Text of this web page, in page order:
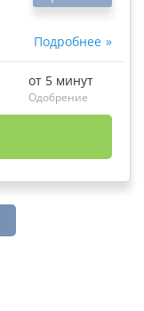
Подробнее
от 5 минут
Одобрение